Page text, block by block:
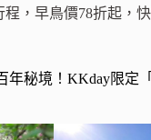
，早鳥價78折起，
年秘境！KKday限定